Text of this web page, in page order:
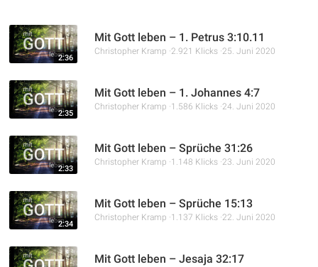
jedem Lebensbereich zu haben.
2:36
Mit Gott leben – 1. Petrus 3:10.11
Christopher Kramp 2.921 Klicks 25. Juni 2020
2:35
Mit Gott leben – 1. Johannes 4:7
Christopher Kramp 1.586 Klicks 24. Juni 2020
2:33
Mit Gott leben – Sprüche 31:26
Christopher Kramp 1.148 Klicks 23. Juni 2020
2:34
Mit Gott leben – Sprüche 15:13
Christopher Kramp 1.137 Klicks 22. Juni 2020
Mit Gott leben – Jesaja 32:17